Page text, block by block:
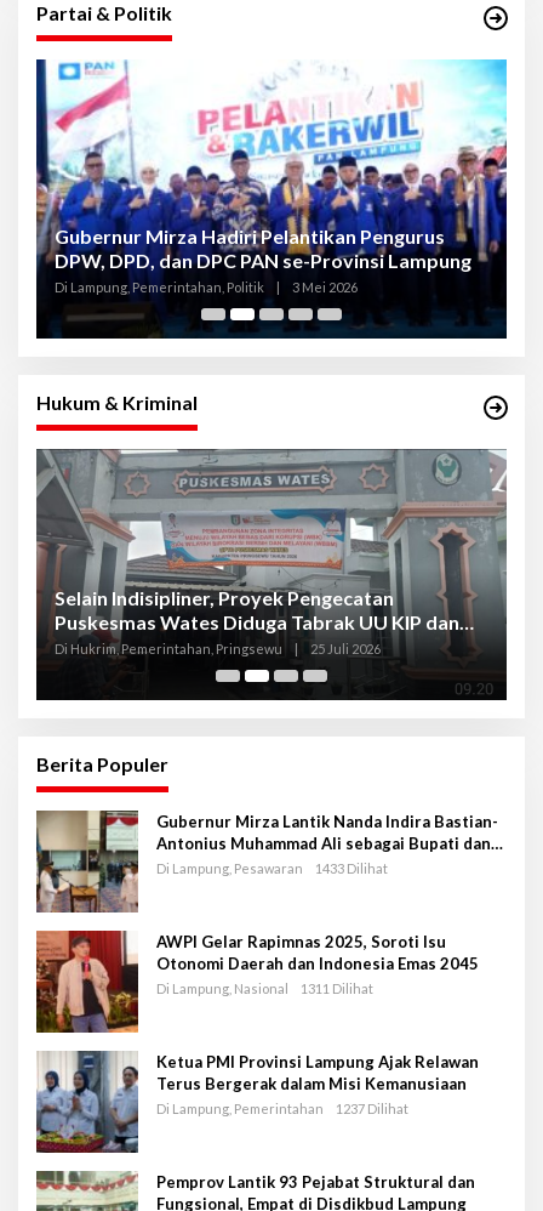
Partai & Politik
Gubernur Mirza Hadiri Pelantikan Pengurus
DPW, DPD, dan DPC PAN se-Provinsi Lampung
Di Lampung, Pemerintahan, Politik 3 Mei 2026
Hukum & Kriminal
Selain Indisipliner, Proyek Pengecatan
Puskesmas Wates Diduga Tabrak UU KIP dan
Libatkan Oknum Kadis
Di Hukrim, Pemerintahan, Pringsewu 25 Juli 2026
Berita Populer
Gubernur Mirza Lantik Nanda Indira Bastian-
Antonius Muhammad Ali sebagai Bupati dan
Wakil Bupati Pesawaran Periode 2025-2030
Di Lampung, Pesawaran 1433 Dilihat
AWPI Gelar Rapimnas 2025, Soroti Isu
Otonomi Daerah dan Indonesia Emas 2045
Di Lampung, Nasional 1311 Dilihat
Ketua PMI Provinsi Lampung Ajak Relawan
Terus Bergerak dalam Misi Kemanusiaan
Di Lampung, Pemerintahan 1237 Dilihat
Pemprov Lantik 93 Pejabat Struktural dan
Fungsional, Empat di Disdikbud Lampung